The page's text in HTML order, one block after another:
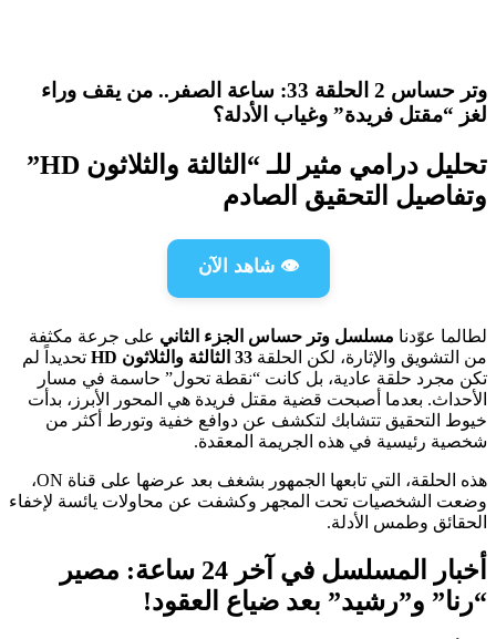
وتر حساس 2 الحلقة 33: ساعة الصفر.. من يقف وراء
لغز “مقتل فريدة” وغياب الأدلة؟
تحليل درامي مثير للـ “الثالثة والثلاثون HD”
وتفاصيل التحقيق الصادم
👁️ شاهد الآن
لطالما عوّدنا مسلسل وتر حساس الجزء الثاني على جرعة مكثفة
من التشويق والإثارة، لكن الحلقة 33 الثالثة والثلاثون HD
تحديداً لم
تكن مجرد حلقة عادية، بل كانت “نقطة تحول” حاسمة في مسار
الأحداث. بعدما أصبحت قضية مقتل فريدة هي المحور الأبرز، بدأت
خيوط التحقيق تتشابك لتكشف عن دوافع خفية وتورط أكثر من
شخصية رئيسية في هذه الجريمة المعقدة.
هذه الحلقة، التي تابعها الجمهور بشغف بعد عرضها على قناة ON،
وضعت الشخصيات تحت المجهر وكشفت عن محاولات يائسة لإخفاء
الحقائق وطمس الأدلة.
أخبار المسلسل في آخر 24 ساعة: مصير
“رنا” و”رشيد” بعد ضياع العقود!